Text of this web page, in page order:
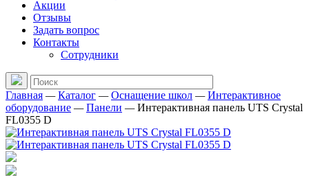
Акции
Отзывы
Задать вопрос
Контакты
Сотрудники
Главная —Каталог —Оснащение школ —Интерактивное
оборудование —Панели —Интерактивная панель UTS Crystal
FL0355 D